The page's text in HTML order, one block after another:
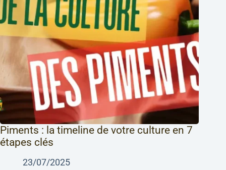
Piments : la timeline de votre culture en 7
étapes clés
23/07/2025